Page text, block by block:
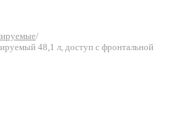
/
48,1 л, доступ с фронтальной